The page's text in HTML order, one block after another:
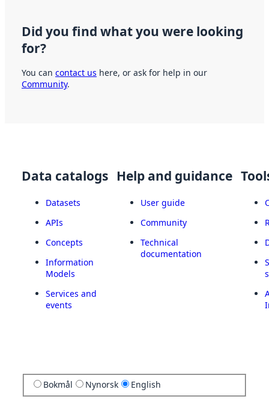
Did you find what you were looking
for?
You can contact us here, or ask for help in our
Community.
Data catalogs
Datasets
APIs
Concepts
Information
Models
Services and
events
Help and guidance
User guide
Community
Technical
documentation
Bokmål Nynorsk English